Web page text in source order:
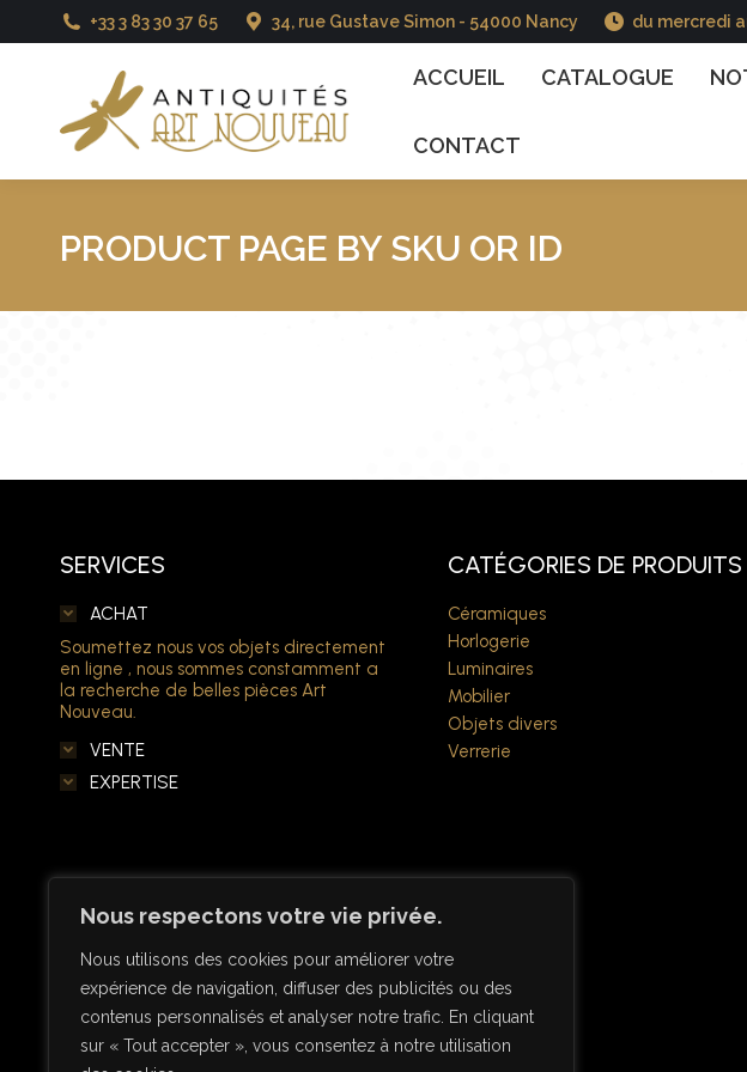
Nous respectons votre vie privée.
Nous utilisons des cookies pour améliorer votre
expérience de navigation, diffuser des publicités ou des
contenus personnalisés et analyser notre trafic. En cliquant
sur « Tout accepter », vous consentez à notre utilisation
+33 3 83 30 37 65 34, rue Gustave Simon - 54000 Nancy du mercredi
ACCUEIL CATALOGUE
CONTACT
PRODUCT PAGE BY SKU OR ID
SERVICES
ACHAT
Soumettez nous vos objets directement
en ligne , nous sommes constamment a
la recherche de belles pièces Art
Nouveau.
VENTE
EXPERTISE
CATÉGORIES DE PRODUITS
Céramiques
Horlogerie
Luminaires
Mobilier
Objets divers
Verrerie
ACCUEIL CATALOGUE NOTRE